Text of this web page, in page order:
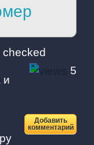
5
и
Добавить
комментарий